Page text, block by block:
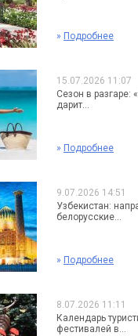
» Подробнее
15.07.2026 11:07
Сезон в разгаре:
дарит...
» Подробнее
9.07.2026 14:51
Узбекистан:
белорусские...
» Подробнее
8.07.2026 11:11
Календарь
фестивалей в...